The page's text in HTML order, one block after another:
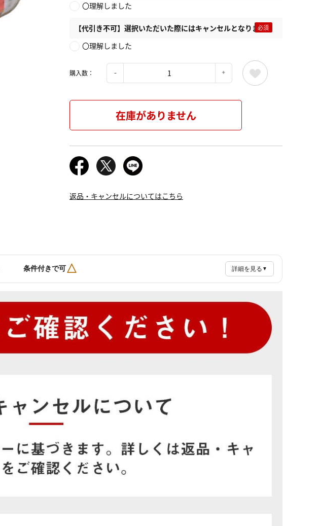
〇理解しました
【代引き不可】選択いただいた際にはキャンセルとなります
〇理解しました
購入数：
在庫がありません
返品・キャンセルについてはこちら
条件付きで可△ 詳細を見る ▼